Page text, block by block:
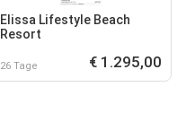
Elissa Lifestyle Beach
Resort
26 Tage € 1.295,00